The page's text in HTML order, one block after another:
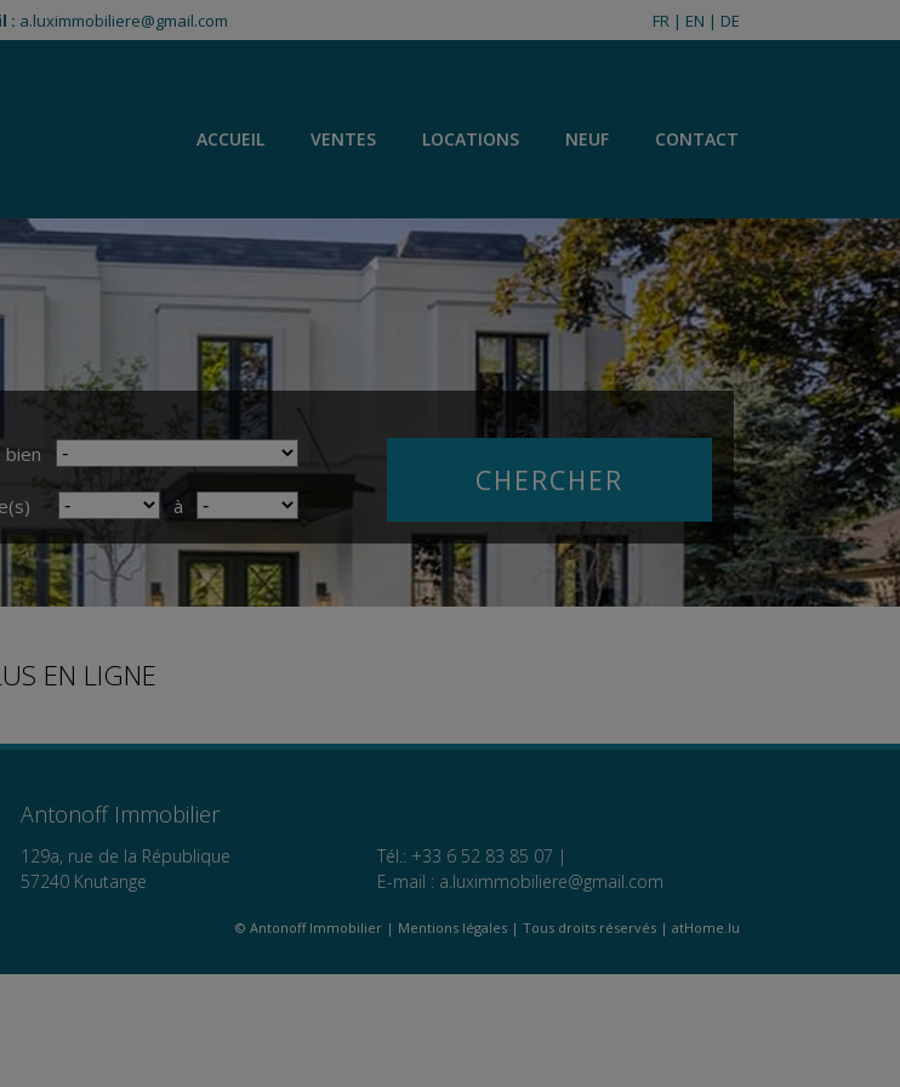
: a.luximmobiliere@gmail.com FR | EN | DE
ACCUEIL VENTES LOCATIONS NEUF CONTACT
bien
à
EN LIGNE
Antonoff Immobilier
129a, rue de la République
57240 Knutange
Tél.: +33 6 52 83 85 07 |
E-mail : a.luximmobiliere@gmail.com
© Antonoff Immobilier | Mentions légales | Tous droits réservés | atHome.lu